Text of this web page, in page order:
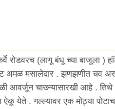
रोडवरच (लागू बंधू च्या बाजूला )
अमळ मसालेदार . झणझणीत चव
आवर्जून चाख्न्यासारखी आहे . तिथे
येते . गल्ल्यावर एक मोठ्या